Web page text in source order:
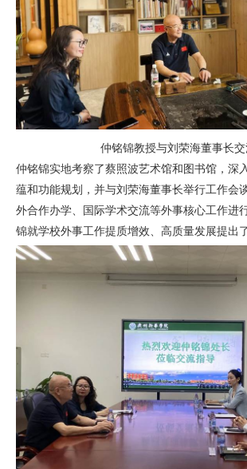
仲铭锦教授与刘荣海董事长
仲铭锦实地考察了蔡照波艺术馆和图书馆，深
蕴和功能规划，并与刘荣海董事长举行工作会
外合作办学、国际学术交流等外事核心工作进
锦就学校外事工作提质增效、高质量发展提出